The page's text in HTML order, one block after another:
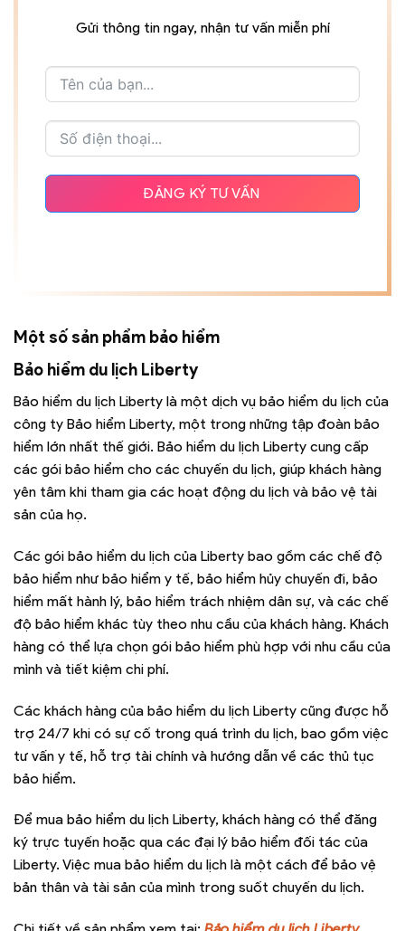
Gửi thông tin ngay, nhận tư vấn miễn phí
ĐĂNG KÝ TƯ VẤN
Một số sản phẩm bảo hiểm
Bảo hiểm du lịch Liberty
Bảo hiểm du lịch Liberty là một dịch vụ bảo hiểm du lịch của
công ty Bảo hiểm Liberty, một trong những tập đoàn bảo
hiểm lớn nhất thế giới. Bảo hiểm du lịch Liberty cung cấp
các gói bảo hiểm cho các chuyến du lịch, giúp khách hàng
yên tâm khi tham gia các hoạt động du lịch và bảo vệ tài
sản của họ.
Các gói bảo hiểm du lịch của Liberty bao gồm các chế độ
bảo hiểm như bảo hiểm y tế, bảo hiểm hủy chuyến đi, bảo
hiểm mất hành lý, bảo hiểm trách nhiệm dân sự, và các chế
độ bảo hiểm khác tùy theo nhu cầu của khách hàng. Khách
hàng có thể lựa chọn gói bảo hiểm phù hợp với nhu cầu của
mình và tiết kiệm chi phí.
Các khách hàng của bảo hiểm du lịch Liberty cũng được hỗ
trợ 24/7 khi có sự cố trong quá trình du lịch, bao gồm việc
tư vấn y tế, hỗ trợ tài chính và hướng dẫn về các thủ tục
bảo hiểm.
Để mua bảo hiểm du lịch Liberty, khách hàng có thể đăng
ký trực tuyến hoặc qua các đại lý bảo hiểm đối tác của
Liberty. Việc mua bảo hiểm du lịch là một cách để bảo vệ
bản thân và tài sản của mình trong suốt chuyến du lịch.